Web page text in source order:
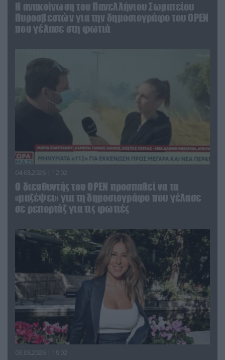
Η ανακοίνωση του Πανελλήνιου Σωματείου
Πυροσβεστών για την δημοσιογράφο του OPEN
που γέλασε στη φωτιά
04.08.2026 | 12:02
O διευθυντής του OPEN προσπαθεί να τα
«μαζέψει» για τη δημοσιογράφο που γέλασε
σε ρεπορτάζ για τις φωτιές
03.08.2026 | 19:02